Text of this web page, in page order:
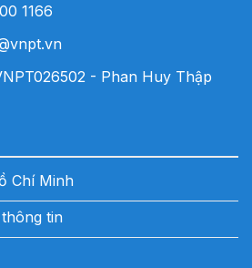
1166
- Phan Huy Thập
Chí Minh
tin